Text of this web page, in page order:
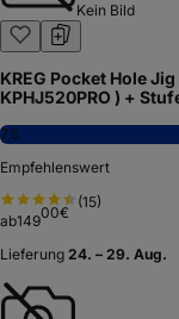
Kein Bild
KREG Pocket Hole
KPHJ520PRO ) +
7,5
Empfehlenswert
(15)
ab14900€
Lieferung 24. – 29. Aug.